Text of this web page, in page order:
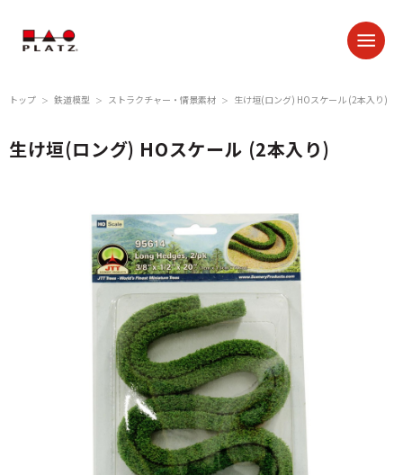
トップ ＞ 鉄道模型 ＞ ストラクチャー・情景素材 ＞ 生け垣(ロング) HOスケール (2本入り)
生け垣(ロング) HOスケール (2本入り)